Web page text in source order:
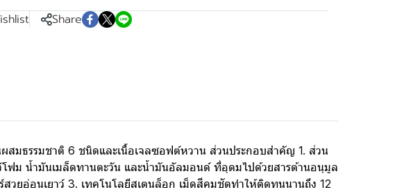
Share
มธรรมชาติ 6 ชนิดและเนื้อเจลซอฟต์หวาน ส่วนประกอบสำคัญ 1. ส่วน
ฟม น้ำมันเมล็ดทานตะวัน และน้ำมันอัลมอนด์ ที่อุดมไปด้วยสารต้านอนุมูล
สวยอ่อนเยาว์ 3. เทคโนโลยีสเตนล็อก เม็ดสีคมชัดทำให้ติดทนนานถึง 12